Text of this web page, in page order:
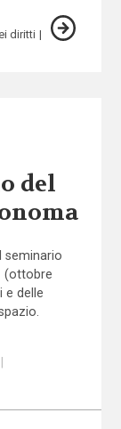
diritti
del
seminario
(ottobre
e delle